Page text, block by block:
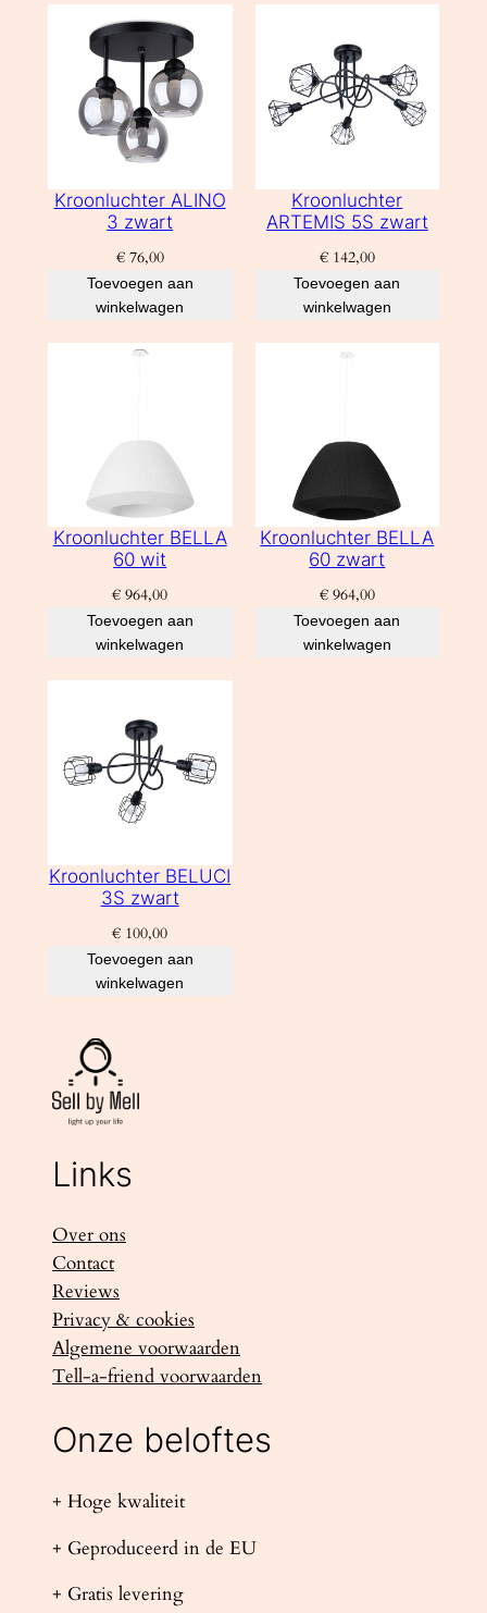
Kroonluchter ALINO
3 zwart
€76,00
Toevoegen aan
winkelwagen
Kroonluchter
ARTEMIS 5S zwart
€142,00
Toevoegen aan
winkelwagen
Kroonluchter BELLA
60 wit
€ 964,00
Toevoegen aan
winkelwagen
Kroonluchter BELLA
60 zwart
€964,00
Toevoegen aan
winkelwagen
Kroonluchter BELUCI
3S zwart
€ 100,00
Toevoegen aan
winkelwagen
Links
Over ons
Contact
Reviews
Privacy & cookies
Algemene voorwaarden
Tell-a-friend voorwaarden
Onze beloftes
+ Hoge kwaliteit
+ Geproduceerd in de EU
+ Gratis levering